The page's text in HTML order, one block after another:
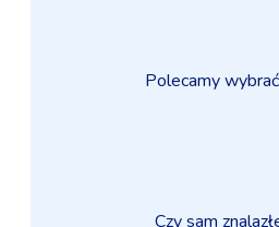
Polecamy
Czy sam